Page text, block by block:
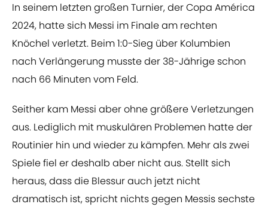
In seinem letzten großen Turnier, der Copa América
2024, hatte sich Messi im Finale am rechten
Knöchel verletzt. Beim 1:0-Sieg über Kolumbien
nach Verlängerung musste der 38-Jährige schon
nach 66 Minuten vom Feld.
Seither kam Messi aber ohne größere Verletzungen
aus. Lediglich mit muskulären Problemen hatte der
Routinier hin und wieder zu kämpfen. Mehr als zwei
Spiele fiel er deshalb aber nicht aus. Stellt sich
heraus, dass die Blessur auch jetzt nicht
dramatisch ist, spricht nichts gegen Messis sechste